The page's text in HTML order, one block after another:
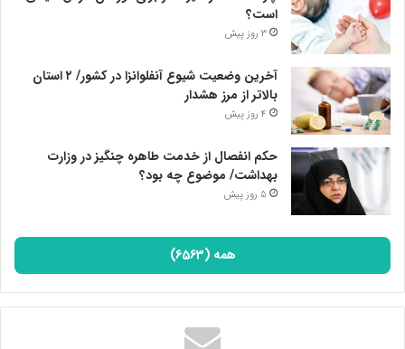
تلویزیونی در هر سنی که هستند این حق را دارند که انگاره‌ها و
آموزه‌های دینی و قرآنی را در قالب‌های مختلف و به شیوه‌های هنری
گوناگون ببینند و از نزدیک لمس کنند.
پایان پیام/
است؟
3 روز پیش
آخرین وضعیت شیوع آنفلوانزا در کشور/ ۲ استان
بالاتر از مرز هشدار
4 روز پیش
حکم انفصال از خدمت طاهره چنگیز در وزارت
بهداشت/ موضوع چه بود؟
5 روز پیش
همه (6563)